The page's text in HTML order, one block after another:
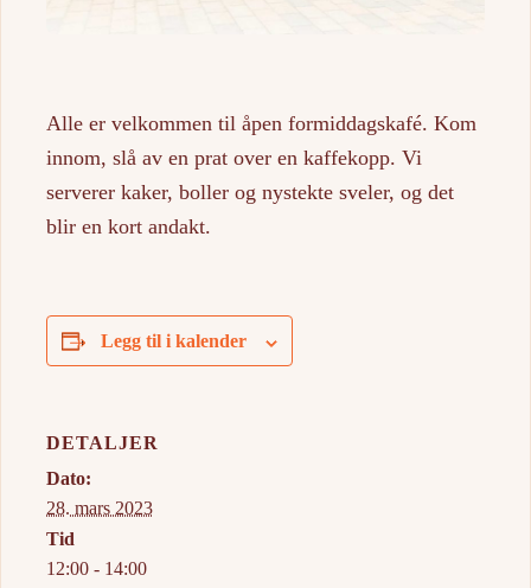
Alle er velkommen til åpen formiddagskafé. Kom
innom, slå av en prat over en kaffekopp. Vi
serverer kaker, boller og nystekte sveler, og det
blir en kort andakt.
Legg til i kalender
DETALJER
Dato:
28. mars 2023
Tid
12:00 - 14:00